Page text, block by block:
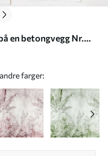
en betongvegg Nr.
farger: